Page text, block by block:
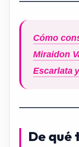
Cómo
Miraidon
Escarlata
De qué